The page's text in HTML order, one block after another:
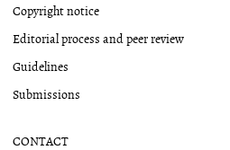
Copyright notice
Editorial process and peer review
Guidelines
Submissions
CONTACT